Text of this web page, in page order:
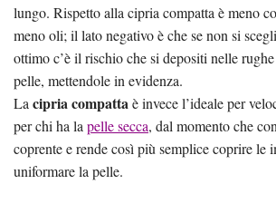
lungo. Rispetto alla cipria compatta è meno
meno oli; il lato negativo è che se non si
ottimo c’è il rischio che si depositi nelle
pelle, mettendole in evidenza.
La cipria compattaè invece l’ideale per
per chi ha la pelle secca, dal momento che
coprente e rende così più semplice coprire le
uniformare la pelle.